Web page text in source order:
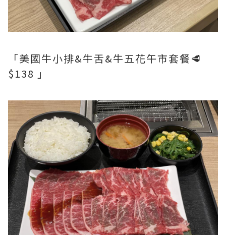
「美國牛小排&牛舌&牛五花午市套餐🥩
$138 」